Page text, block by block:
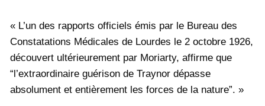
« L’un des rapports officiels émis par le Bureau des
Constatations Médicales de Lourdes le 2 octobre 1926,
découvert ultérieurement par Moriarty, affirme que
“l’extraordinaire guérison de Traynor dépasse
absolument et entièrement les forces de la nature”. »